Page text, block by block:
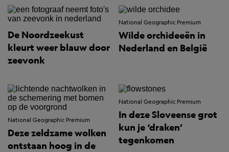
De Noordzeekust
kleurt weer blauw door
zeevonk
National Geographic Premium
Wilde orchideeën in
Nederland en België
National Geographic Premium
Deze zeldzame wolken
ontstaan hoog in de
National Geographic Premium
In deze Sloveense grot
kun je ‘draken’
tegenkomen